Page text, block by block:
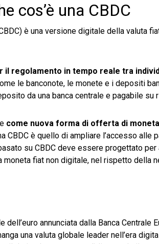
cos’è una CBDC
è una versione digitale della valuta
il regolamento in tempo reale tra
le banconote, le monete e i depositi
da una banca centrale e pagabile su
come nuova forma di offerta di moneta
è quello di ampliare l’accesso alle
su CBDC deve essere progettato
fiat non digitale, nel rispetto della
annunciata dalla Banca Centrale
una valuta globale leader nell’era